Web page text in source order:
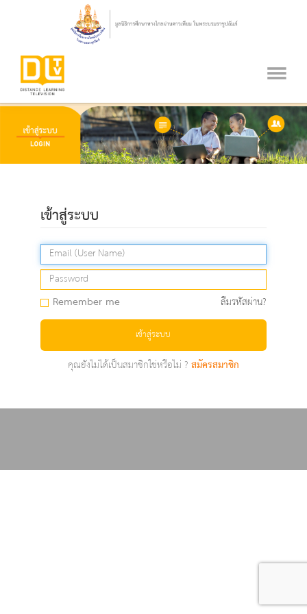
เข้าสู่ระบบ
Remember me ลืมรหัสผ่าน?
เข้าสู่ระบบ
คุณยังไม่ได้เป็นสมาชิกใช่หรือไม่ ?สมัครสมาชิก